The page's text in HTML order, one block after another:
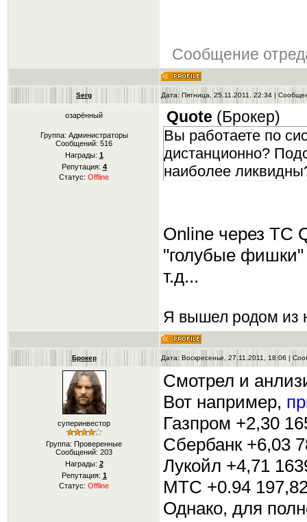
Сообщение
Serg Дата: Пятница, 25.11.2011, 22:34 |
озарённый
Группа: Администраторы
Сообщений: 516
Награды: 1
Репутация: 4
Статус: Offline
Quote (Брокер)
Вы работаете по
дистанционно?
наиболее
Online через ТС
"голубые
т.д...
Я вышел родом из
Брокер Дата: Воскресенье, 27.11.2011, 18:06 |
суперинвестор
Группа: Проверенные
Сообщений: 203
Награды: 2
Репутация: 1
Статус: Offline
Смотрел и
Вот например,
Газпром +2,30
Сбербанк +6,03
Лукойл +4,71
МТС +0.94
Однако, для